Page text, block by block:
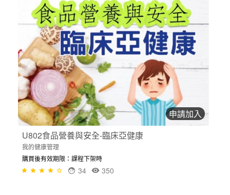
申請加入
U802食品營養與安全-臨床亞健康
我的健康管理
購買後有效期限：課程下架時
350
34